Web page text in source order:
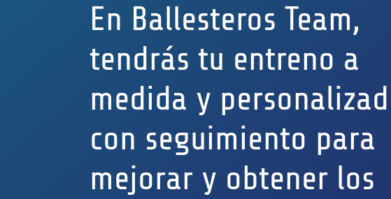
En Ballesteros Team,
tendrás tu entreno a
medida y
con seguimiento para
mejorar y obtener los